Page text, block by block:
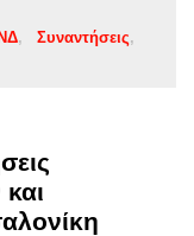
ΝΔ
Συναντήσεις